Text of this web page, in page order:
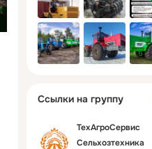
Ссылки на группу
ТехАгроСервис
Сельхозтехника